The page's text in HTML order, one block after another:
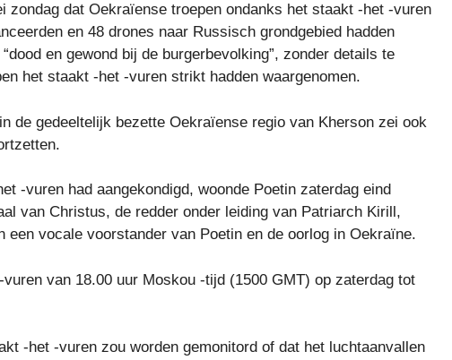
dat Oekraïense troepen ondanks het staakt -het -vuren
en 48 drones naar Russisch grondgebied hadden
en gewond bij de burgerbevolking”, zonder details te
het staakt -het -vuren strikt hadden waargenomen.
de gedeeltelijk bezette Oekraïense regio van Kherson zei ook
-vuren had aangekondigd, woonde Poetin zaterdag eind
van Christus, de redder onder leiding van Patriarch Kirill,
vocale voorstander van Poetin en de oorlog in Oekraïne.
van 18.00 uur Moskou -tijd (1500 GMT) op zaterdag tot
-het -vuren zou worden gemonitord of dat het luchtaanvallen